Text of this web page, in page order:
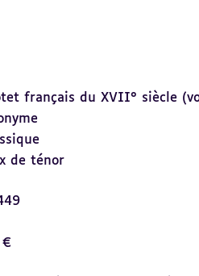
français du XVII° siècle
de ténor
€